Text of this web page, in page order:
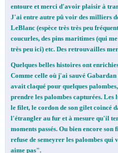
entoure et merci d'avoir plaisir à
J'ai entre autre pû voir des milliers
LeBlanc (espèce très très peu
coucurles, des pins maritimes (qui
très peu ici) etc. Des retrouvailles
Quelques belles histoires ont
Comme celle où j'ai sauvé
avait claqué pour quelques
prendre les palombes capturées. Les
le filet, le cordon de son gilet coincé
l'étrangler au fur et à mesure qu'il
moments passés. Ou bien encore son
refuse de semeyrer les palombes qui
aime pas".